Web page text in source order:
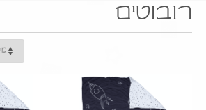
רובוטים